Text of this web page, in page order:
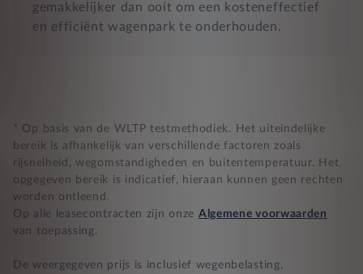
gemakkelijker dan ooit om een kosteneffectief
en efficiënt wagenpark te onderhouden.
* Op basis van de WLTP testmethodiek. Het uiteindelijke
bereik is afhankelijk van verschillende factoren zoals
rijsnelheid, wegomstandigheden en buitentemperatuur. Het
opgegeven bereik is indicatief, hieraan kunnen geen rechten
worden ontleend.
Op alle leasecontracten zijn onze Algemene voorwaarden
van toepassing.
De weergegeven prijs is inclusief wegenbelasting,